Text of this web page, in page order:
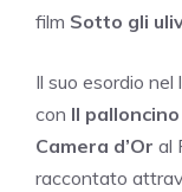
film Sotto gli
Il suo esordio
con Il
Camera d’Or al
raccontato